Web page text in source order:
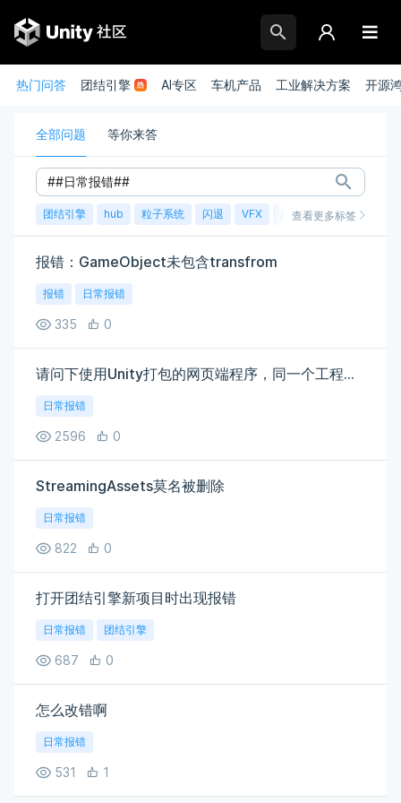
热门问答 团结引擎 AI专区 车机产品 工业解决方案 开源
全部问题 等你来答
团结引擎 hub 粒子系统 闪退 VFX 崩溃 账号 渲染
查看更多标签
报错：GameObject未包含transfrom
报错 日常报错
335 0
请问下使用Unity打包的网页端程序，同一个工程文件打包多个程序，其中个别的浏览器打开后报错(Your browser does not support WebGL)，有相关的技术可以指导下吗？
日常报错
2596 0
StreamingAssets莫名被删除
日常报错
822 0
打开团结引擎新项目时出现报错
日常报错 团结引擎
687 0
怎么改错啊
日常报错
531 1